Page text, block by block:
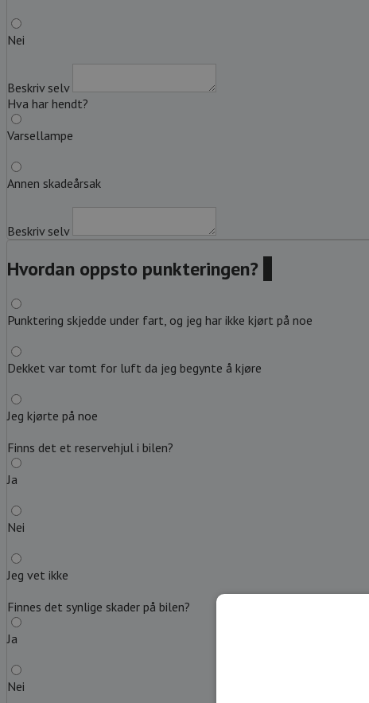
Nei
Beskriv selv
Hva har hendt?
Varsellampe
Annen skadeårsak
Beskriv selv
Hvordan oppsto punkteringen?
Punktering skjedde under fart, og jeg har ikke kjørt på noe
Dekket var tomt for luft da jeg begynte å kjøre
Jeg kjørte på noe
Finns det et reservehjul i bilen?
Ja
Nei
Jeg vet ikke
Finnes det synlige skader på bilen?
Ja
Nei